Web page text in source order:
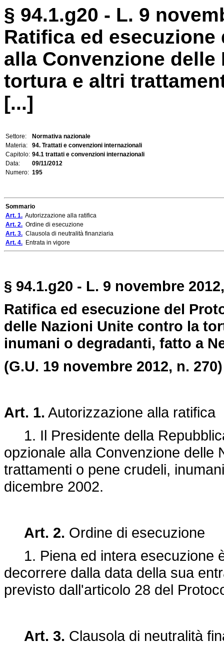
§ 94.1.g20 - L. 9
Ratifica ed
alla Convenzione
tortura e altri
[...]
Settore:
Normativa nazionale
Materia:
94. Trattati e convenzioni internazionali
Capitolo: 94.1 trattati e convenzioni internazionali
Data:
09/11/2012
Numero: 195
Sommario
Art. 1. Autorizzazione alla ratifica
Art. 2. Ordine di esecuzione
Art. 3. Clausola di neutralità finanziaria
Art. 4. Entrata in vigore
§ 94.1.g20 - L. 9 novembre
Ratifica ed esecuzione del
delle Nazioni Unite contro la
inumani o degradanti, fatto a
(G.U. 19 novembre 2012, n. 270)
Art. 1. Autorizzazione alla ratifica
1. Il Presidente della
opzionale alla Convenzione delle
trattamenti o pene crudeli,
dicembre 2002.
Art. 2. Ordine di esecuzione
1. Piena ed intera esecuzione
decorrere dalla data della sua
previsto dall'articolo 28 del
Art. 3. Clausola di neutralità